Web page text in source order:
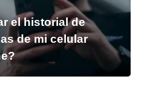
el historial de
de mi celular